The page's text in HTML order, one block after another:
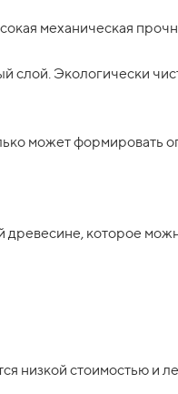
механическая
слой. Экологически
может
которое
низкой стоимостью и